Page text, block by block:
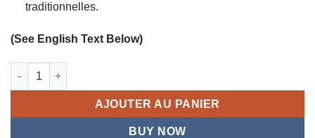
traditionnelles.
(See English Text Below)
quantité de Supplément liquide pour renforce le système
AJOUTER AU PANIER
BUY NOW